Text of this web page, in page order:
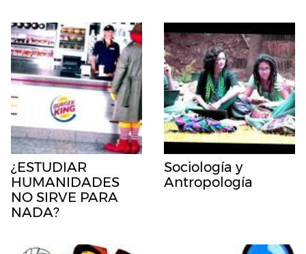
¿ESTUDIAR
HUMANIDADES
NO SIRVE PARA
NADA?
Sociología y
Antropología